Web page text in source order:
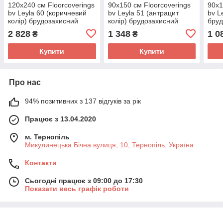
120х240 см Floorcoverings
bv Leyla 60 (коричневий
колір) брудозахисний
килим для офісу, магазину
та дому.
2 828 ₴
Купити
90х150 см Floorcoverings
bv Leyla 51 (антрацит
колір) брудозахисний
килим для офісу, магазину
та дому.
1 348₴
Купити
bv
1
Про нас
94% позитивних з 137 відгуків за рік
Працює з 13.04.2020
м. Тернопіль
Микулинецька Бічна вулиця, 10, Тернопіль, Україна
Контакти
Сьогодні працює з 09:00 до 17:30
Показати весь графік роботи